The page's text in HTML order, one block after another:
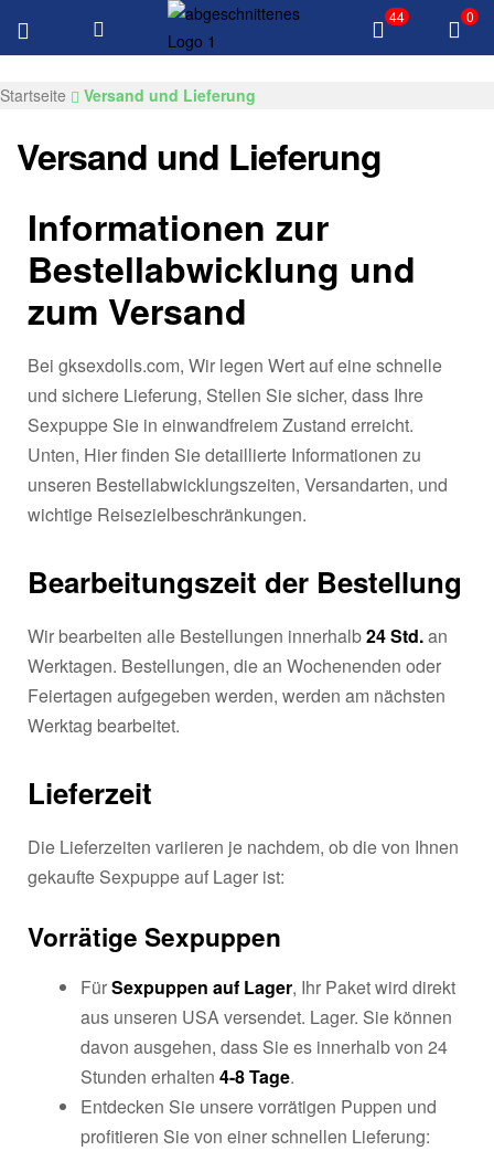
GKSEXDOLLS.COM
44 0
KOSTENLOSE Lieferung über $100 Alle Produkte
Startseite Versand und Lieferung
Versand und Lieferung
Informationen zur
Bestellabwicklung und
zum Versand
Bei gksexdolls.com, Wir legen Wert auf eine schnelle
und sichere Lieferung, Stellen Sie sicher, dass Ihre
Sexpuppe Sie in einwandfreiem Zustand erreicht.
Unten, Hier finden Sie detaillierte Informationen zu
unseren Bestellabwicklungszeiten, Versandarten, und
wichtige Reisezielbeschränkungen.
Bearbeitungszeit der Bestellung
Wir bearbeiten alle Bestellungen innerhalb24 Std.an
Werktagen. Bestellungen, die an Wochenenden oder
Feiertagen aufgegeben werden, werden am nächsten
Werktag bearbeitet.
Lieferzeit
Die Lieferzeiten variieren je nachdem, ob die von Ihnen
gekaufte Sexpuppe auf Lager ist:
Vorrätige Sexpuppen
FürSexpuppen auf Lager, Ihr Paket wird direkt
aus unseren USA versendet. Lager. Sie können
davon ausgehen, dass Sie es innerhalb von 24
Stunden erhalten 4-8 Tage.
Entdecken Sie unsere vorrätigen Puppen und
profitieren Sie von einer schnellen Lieferung: